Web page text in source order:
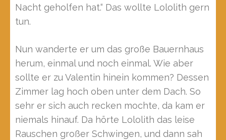
Nacht geholfen hat.“ Das wollte Lololith gern
tun.
Nun wanderte er um das große Bauernhaus
herum, einmal und noch einmal. Wie aber
sollte er zu Valentin hinein kommen? Dessen
Zimmer lag hoch oben unter dem Dach. So
sehr er sich auch recken mochte, da kam er
niemals hinauf. Da hörte Lololith das leise
Rauschen großer Schwingen, und dann sah